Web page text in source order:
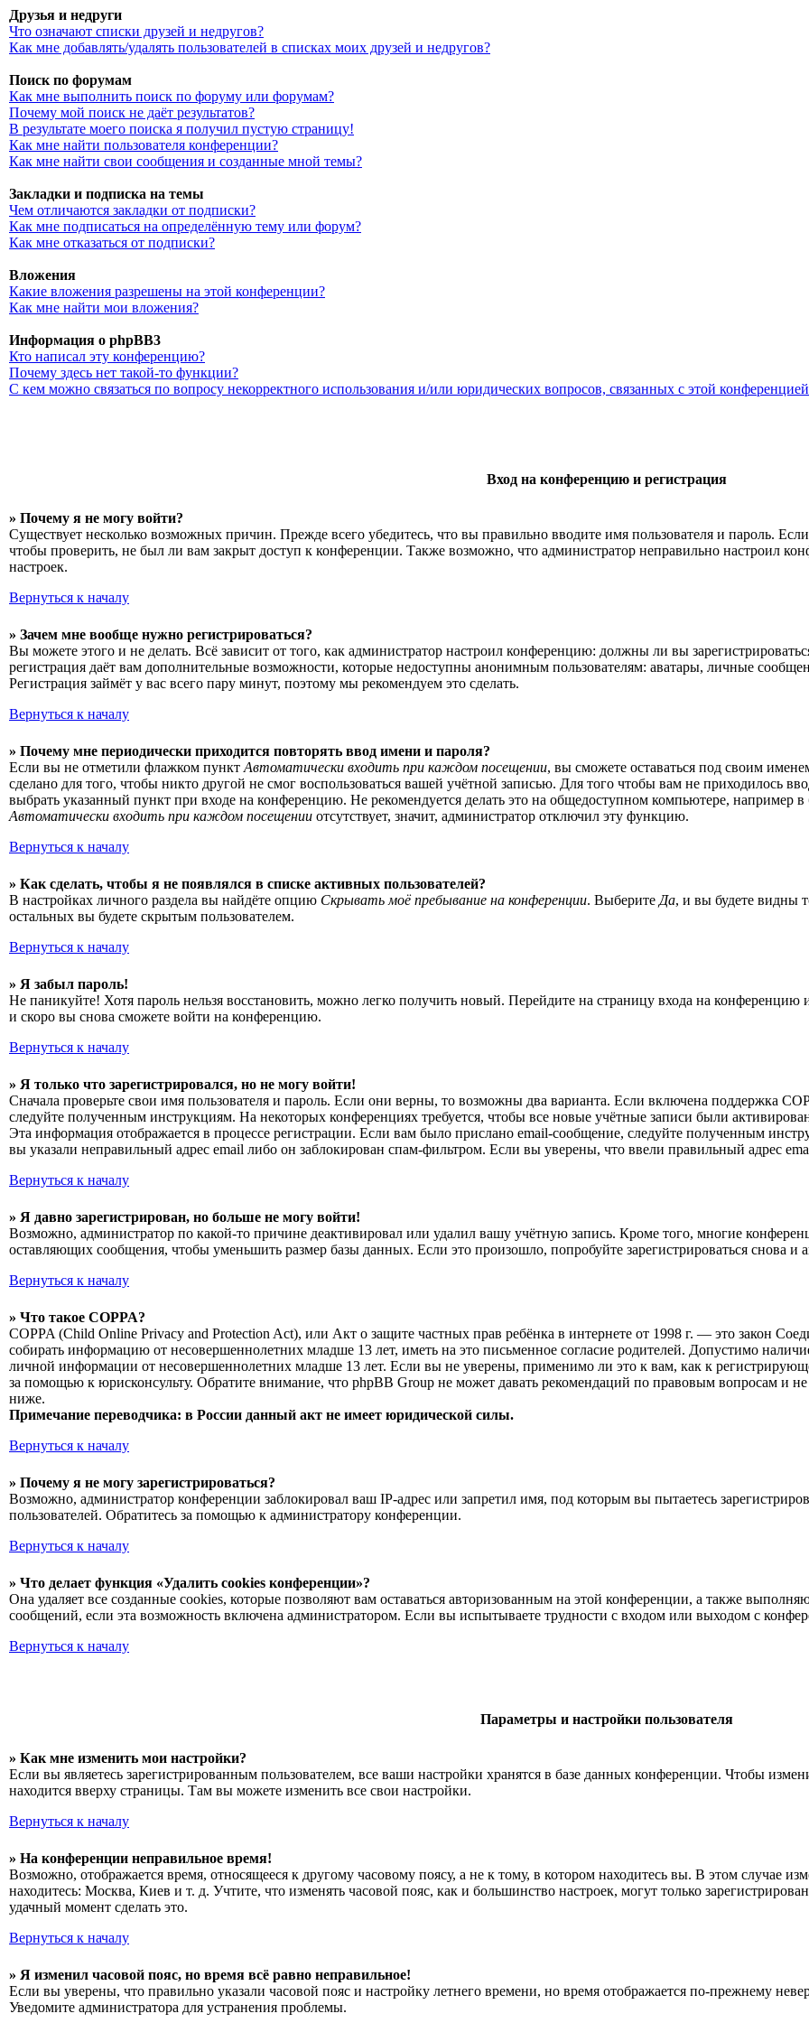
Друзья и недруги
Что означают списки друзей и недругов?
Как мне добавлять/удалять пользователей в списках моих друзей и недругов?
Поиск по форумам
Как мне выполнить поиск по форуму или форумам?
Почему мой поиск не даёт результатов?
В результате моего поиска я получил пустую страницу!
Как мне найти пользователя конференции?
Как мне найти свои сообщения и созданные мной темы?
Закладки и подписка на темы
Чем отличаются закладки от подписки?
Как мне подписаться на определённую тему или форум?
Как мне отказаться от подписки?
Вложения
Какие вложения разрешены на этой конференции?
Как мне найти мои вложения?
Информация о phpBB3
Кто написал эту конференцию?
Почему здесь нет такой-то функции?
С кем можно связаться по вопросу некорректного использования и/или юридических вопросов, связанных с этой
Вход на конференцию и регистрация
» Почему я не могу войти?
Существует несколько возможных причин. Прежде всего убедитесь, что вы правильно вводите имя пользователя и пароль.
чтобы проверить, не был ли вам закрыт доступ к конференции. Также возможно, что администратор неправильно настроил
настроек.
Вернуться к началу
» Зачем мне вообще нужно регистрироваться?
Вы можете этого и не делать. Всё зависит от того, как администратор настроил конференцию: должны ли вы
регистрация даёт вам дополнительные возможности, которые недоступны анонимным пользователям: аватары, личные
Регистрация займёт у вас всего пару минут, поэтому мы рекомендуем это сделать.
Вернуться к началу
» Почему мне периодически приходится повторять ввод имени и пароля?
Если вы не отметили флажком пункт Автоматически входить при каждом посещении, вы сможете оставаться под своим
сделано для того, чтобы никто другой не смог воспользоваться вашей учётной записью. Для того чтобы вам не приходилось
выбрать указанный пункт при входе на конференцию. Не рекомендуется делать это на общедоступном компьютере, например
Автоматически входить при каждом посещении отсутствует, значит, администратор отключил эту функцию.
Вернуться к началу
» Как сделать, чтобы я не появлялся в списке активных пользователей?
В настройках личного раздела вы найдёте опцию Скрывать моё пребывание на конференции. Выберите Да, и вы будете видны
остальных вы будете скрытым пользователем.
Вернуться к началу
» Я забыл пароль!
Не паникуйте! Хотя пароль нельзя восстановить, можно легко получить новый. Перейдите на страницу входа на
и скоро вы снова сможете войти на конференцию.
Вернуться к началу
» Я только что зарегистрировался, но не могу войти!
Сначала проверьте свои имя пользователя и пароль. Если они верны, то возможны два варианта. Если включена поддержка
следуйте полученным инструкциям. На некоторых конференциях требуется, чтобы все новые учётные записи были
Эта информация отображается в процессе регистрации. Если вам было прислано email-сообщение, следуйте полученным
вы указали неправильный адрес email либо он заблокирован спам-фильтром. Если вы уверены, что ввели правильный адрес
Вернуться к началу
» Я давно зарегистрирован, но больше не могу войти!
Возможно, администратор по какой-то причине деактивировал или удалил вашу учётную запись. Кроме того, многие
оставляющих сообщения, чтобы уменьшить размер базы данных. Если это произошло, попробуйте зарегистрироваться снова и
Вернуться к началу
» Что такое COPPA?
COPPA (Child Online Privacy and Protection Act), или Акт о защите частных прав ребёнка в интернете от 1998 г. — это закон
собирать информацию от несовершеннолетних младше 13 лет, иметь на это письменное согласие родителей. Допустимо
личной информации от несовершеннолетних младше 13 лет. Если вы не уверены, применимо ли это к вам, как к
за помощью к юрисконсульту. Обратите внимание, что phpBB Group не может давать рекомендаций по правовым вопросам и
ниже.
Примечание переводчика: в России данный акт не имеет юридической силы.
Вернуться к началу
» Почему я не могу зарегистрироваться?
Возможно, администратор конференции заблокировал ваш IP-адрес или запретил имя, под которым вы пытаетесь
пользователей. Обратитесь за помощью к администратору конференции.
Вернуться к началу
» Что делает функция «Удалить cookies конференции»?
Она удаляет все созданные cookies, которые позволяют вам оставаться авторизованным на этой конференции, а также
сообщений, если эта возможность включена администратором. Если вы испытываете трудности с входом или выходом с
Вернуться к началу
Параметры и настройки пользователя
» Как мне изменить мои настройки?
Если вы являетесь зарегистрированным пользователем, все ваши настройки хранятся в базе данных конференции. Чтобы
находится вверху страницы. Там вы можете изменить все свои настройки.
Вернуться к началу
» На конференции неправильное время!
Возможно, отображается время, относящееся к другому часовому поясу, а не к тому, в котором находитесь вы. В этом случае
находитесь: Москва, Киев и т. д. Учтите, что изменять часовой пояс, как и большинство настроек, могут только
удачный момент сделать это.
Вернуться к началу
» Я изменил часовой пояс, но время всё равно неправильное!
Если вы уверены, что правильно указали часовой пояс и настройку летнего времени, но время отображается по-прежнему
Уведомите администратора для устранения проблемы.